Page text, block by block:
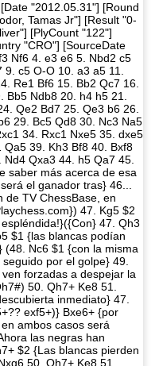
"2012.05.31"] [Round
Tamas Jr"] [Result "0-
[PlyCount "122"]
"CRO"] [SourceDate
Nf6 4. e3 e6 5. Nbd2 c5
c5 O-O 10. a3 a5 11.
Re1 Bf6 15. Bb2 Qc7 16.
Ndb8 20. h4 h5 21.
Qe2 Bd7 25. Qe3 b6 26.
29. Bc5 Qd8 30. Nc3 Na5
34. Rxc1 Nxe5 35. dxe5
Qa5 39. Kh3 Bf8 40. Bxf8
Qxa3 44. h5 Qa7 45.
saber más acerca de esa
el ganador tras} 46...
de TV ChessBase, en
47. Kg5 $2
47. Qh3
$1 {las blancas podían
Nc6 $1 {con la misma
por el golpe} 49.
forzadas a despejar la
50. Qh7+ Ke8 51.
inmediato} 47.
exf5+)} Bxe6+ {por
ambos casos será
las negras han
$2 {Las blancas pierden
50. Qh7+ Ke8 51.